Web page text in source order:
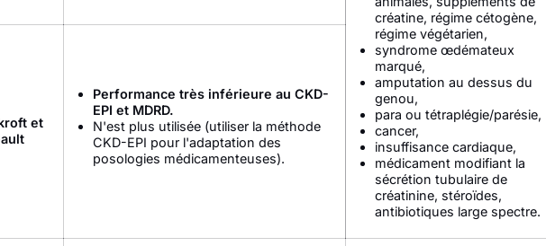
créatine, régime cétogène,
régime végétarien,
syndrome œdémateux
marqué,
amputation au dessus du
genou,
para ou tétraplégie/parésie,
cancer,
insuffisance cardiaque,
médicament modifiant la
sécrétion tubulaire de
créatinine, stéroïdes,
antibiotiques large spectre.
et
Performance très inférieure au CKD-
EPI et MDRD.
N'est plus utilisée (utiliser la méthode
CKD-EPI pour l'adaptation des
posologies médicamenteuses).